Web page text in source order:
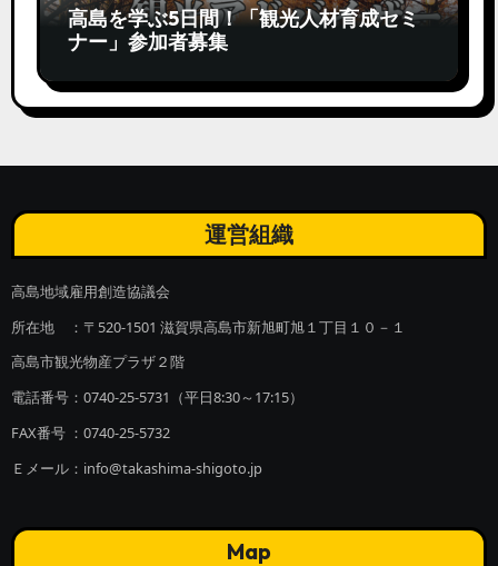
高島を学ぶ5日間！「観光人材育成セミ
ナー」参加者募集
運営組織
高島地域雇用創造協議会
所在地 ：〒520-1501 滋賀県高島市新旭町旭１丁目１０－１
高島市観光物産プラザ２階
電話番号：0740-25-5731（平日8:30～17:15）
FAX番号 ：0740-25-5732
Ｅメール：info@takashima-shigoto.jp
Map